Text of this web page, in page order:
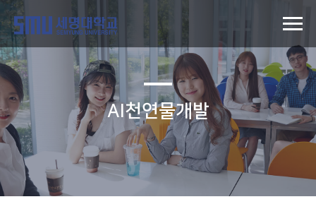
AI천연물개발